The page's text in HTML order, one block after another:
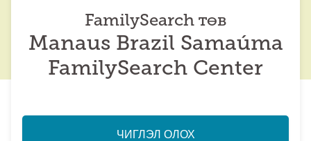
FamilySearch төв
Manaus Brazil Samaúma
FamilySearch Center
ЧИГЛЭЛ ОЛОХ